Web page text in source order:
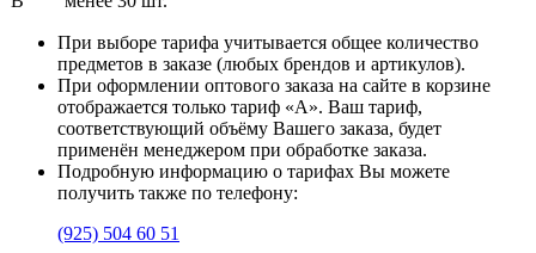
При выборе тарифа учитывается общее количество
предметов в заказе (любых брендов и артикулов).
При оформлении оптового заказа на сайте в корзине
отображается только тариф «А». Ваш тариф,
соответствующий объёму Вашего заказа, будет
применён менеджером при обработке заказа.
Подробную информацию о тарифах Вы можете
получить также по телефону:
(925) 504 60 51